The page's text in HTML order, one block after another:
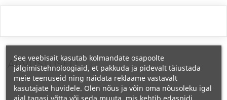
ARVUSTUSED
See veebisait kasutab kolmandate osapoolte
jälgimistehnoloogiaid, et pakkuda ja pidevalt täiustada
meie teenuseid ning näidata reklaame vastavalt
kasutajate huvidele. Olen nõus ja võin oma nõusoleku igal
ajal tagasi võtta või seda muuta, mis kehtib edaspidi.